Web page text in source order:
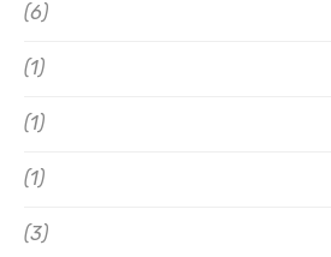
(6)
(1)
(1)
(1)
(3)